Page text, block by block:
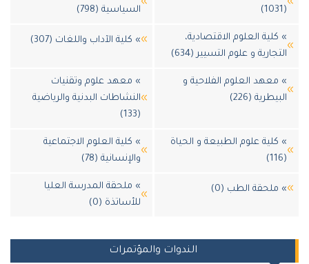
السياسية (798)
العلوم الاقتصادية،
و علوم التسيير (634)
» كلية الآداب واللغات (307)
العلوم الفلاحية و
(226)
» معهد علوم وتقنيات
النشاطات البدنية والرياضية
علوم الطبيعة و الحياة
» كلية العلوم الاجتماعية
والإنسانية (78)
الطب (0)
» ملحقة المدرسة العليا
للأساتذة (0)
الندوات والمؤتمرات